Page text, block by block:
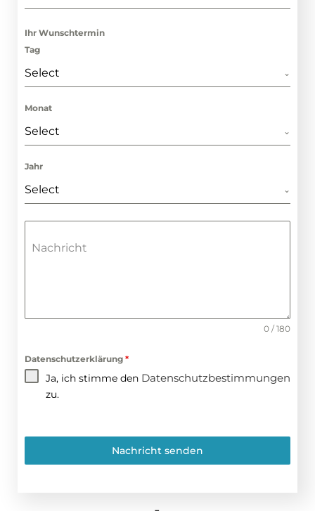
Ihr Wunschtermin
Tag
Select
Monat
Select
Jahr
Select
Nachricht
0 / 180
Datenschutzerklärung *
Ja, ich stimme den Datenschutzbestimmungen
zu.
Nachricht senden